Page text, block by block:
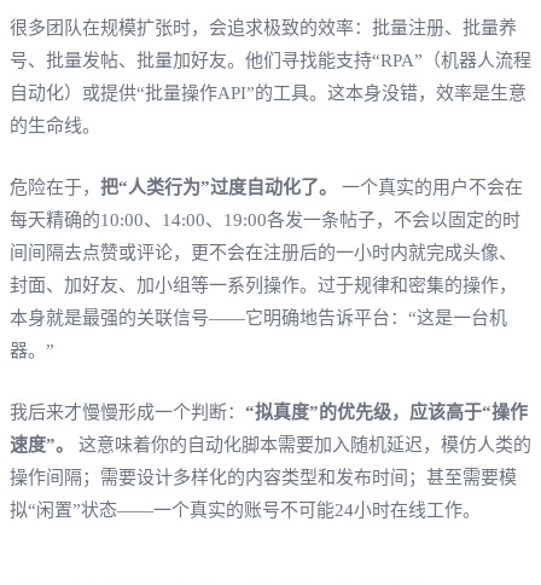
很多团队在规模扩张时，会追求极致的效率：批量注册、批量养
号、批量发帖、批量加好友。他们寻找能支持“RPA”（机器人流程
自动化）或提供“批量操作API”的工具。这本身没错，效率是生意
的生命线。
危险在于， 把“人类行为”过度自动化了。
一个真实的用户不会在
每天精确的10:00、14:00、19:00各发一条帖子，不会以固定的时
间间隔去点赞或评论，更不会在注册后的一小时内就完成头像、
封面、加好友、加小组等一系列操作。过于规律和密集的操作，
本身就是最强的关联信号——它明确地告诉平台：“这是一台机
器。”
我后来才慢慢形成一个判断： “拟真度”的优先级，应该高于“操作
速度”。
这意味着你的自动化脚本需要加入随机延迟，模仿人类的
操作间隔；需要设计多样化的内容类型和发布时间；甚至需要模
拟“闲置”状态——一个真实的账号不可能24小时在线工作。